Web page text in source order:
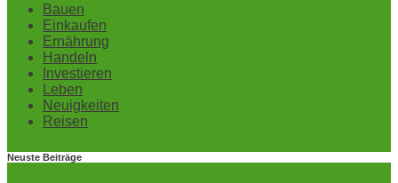
Bauen
Einkaufen
Ernährung
Handeln
Investieren
Leben
Neuigkeiten
Reisen
Neuste Beiträge